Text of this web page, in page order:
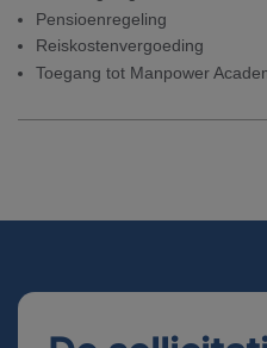
Pensioenregeling
Reiskostenvergoeding
Toegang tot Manpower